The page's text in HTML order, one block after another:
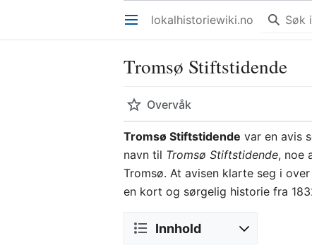
Åpne hovedmenyen lokalhistoriewiki.no
Tromsø Stiftstidende
Overvåk
Tromsø Stiftstidende var en avis
navn til Tromsø Stiftstidende, noe
Tromsø. At avisen klarte seg i
en kort og sørgelig historie fra
Innhold